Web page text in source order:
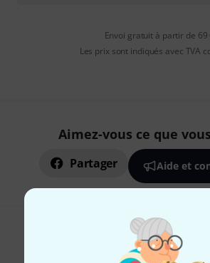
Envoi gratuit à partir de 69
Les prix sont indiqués avec TVA
Aimez-vous ce que
Partager Aide et